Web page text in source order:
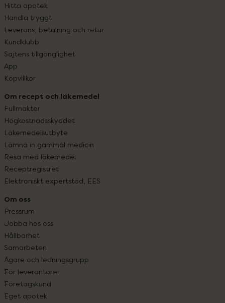
Hitta apotek
Handla tryggt
Leverans, betalning och retur
Kundklubb
Sajtens tillgänglighet
App
Köpvillkor
Om recept och läkemedel
Fullmakter
Högkostnadsskyddet
Läkemedelsutbyte
Lämna in gammal medicin
Resa med läkemedel
Receptregistret
Elektroniskt expertstöd, EES
Om oss
Pressrum
Jobba hos oss
Hållbarhet
Samarbeten
Ägare och ledningsgrupp
För leverantörer
Företagskund
Eget apotek